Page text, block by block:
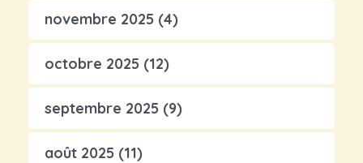
novembre 2025 (4)
octobre 2025 (12)
septembre 2025 (9)
août 2025 (11)